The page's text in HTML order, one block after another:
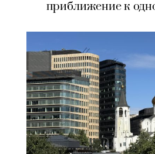
приближение к